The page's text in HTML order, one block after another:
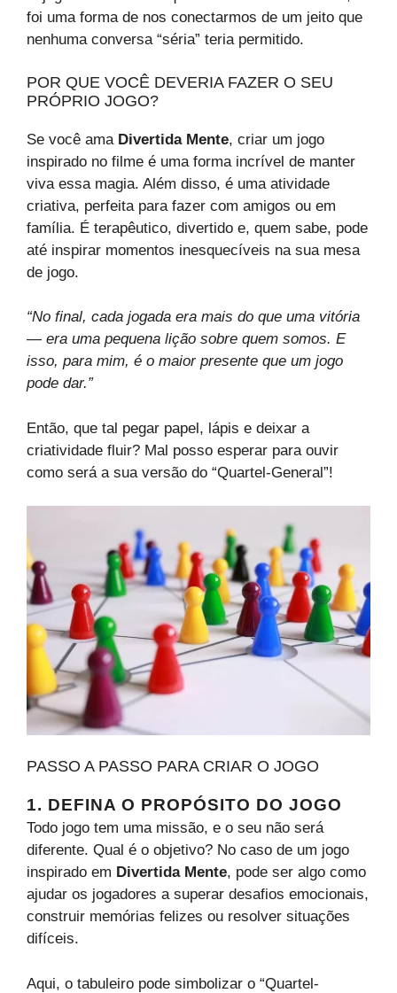
foi uma forma de nos conectarmos de um jeito que
nenhuma conversa “séria” teria permitido.
POR QUE VOCÊ DEVERIA FAZER O SEU
PRÓPRIO JOGO?
Se você ama Divertida Mente, criar um jogo
inspirado no filme é uma forma incrível de manter
viva essa magia. Além disso, é uma atividade
criativa, perfeita para fazer com amigos ou em
família. É terapêutico, divertido e, quem sabe, pode
até inspirar momentos inesquecíveis na sua mesa
de jogo.
“No final, cada jogada era mais do que uma vitória
— era uma pequena lição sobre quem somos. E
isso, para mim, é o maior presente que um jogo
pode dar.”
Então, que tal pegar papel, lápis e deixar a
criatividade fluir? Mal posso esperar para ouvir
como será a sua versão do “Quartel-General”!
PASSO A PASSO PARA CRIAR O JOGO
1. DEFINA O PROPÓSITO DO JOGO
Todo jogo tem uma missão, e o seu não será
diferente. Qual é o objetivo? No caso de um jogo
inspirado em Divertida Mente, pode ser algo como
ajudar os jogadores a superar desafios emocionais,
construir memórias felizes ou resolver situações
difíceis.
Aqui, o tabuleiro pode simbolizar o “Quartel-